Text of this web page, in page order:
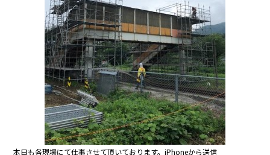
k
本日も各現場にて仕事させて頂いております。iPhoneから送信